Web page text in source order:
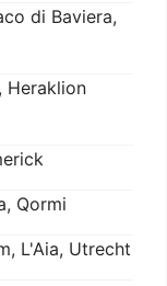
di Baviera,
Heraklion
Qormi
L'Aia, Utrecht